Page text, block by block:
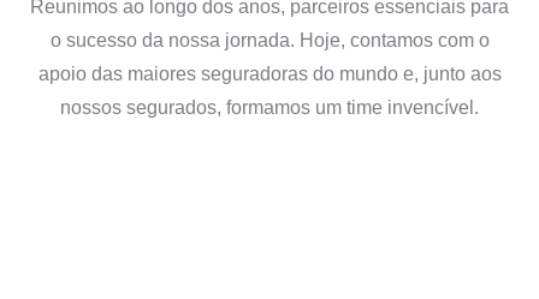
Reunimos ao longo dos anos, parceiros essenciais para
o sucesso da nossa jornada. Hoje, contamos com o
apoio das maiores seguradoras do mundo e, junto aos
nossos segurados, formamos um time invencível.